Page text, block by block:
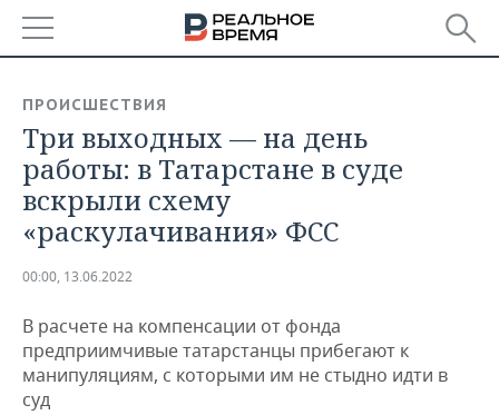
БАШКОРТОСТАН
ТАТАРСТАН
УДМУРТИЯ
НОВОСТИ
АНАЛИТИКА
НОВОСТИ АНАЛИТИКИ
ДЕКЛАРАЦИИ О ДОХОДАХ
КОРОЛИ ГОСЗАКАЗА ПФО
ВУЗЫ ТАТАРСТАНА
ЭКОНОМИКА
НОВОСТИ ЭКОНОМИКИ
ФИНАНСЫ
БАНКИ
ПРОМЫШЛЕННОСТЬ
НОВОСТИ
ПРОМЫШЛЕННОСТИ
АГРОПРОМ
НЕДВИЖИМОСТЬ
НОВОСТИ НЕДВИЖИМОСТИ
АВТО
ПРОИСШЕСТВИЯ
Три выходных — на день
работы: в Татарстане в суде
вскрыли схему
«раскулачивания» ФСС
00:00, 13.06.2022
В расчете на компенсации от фонда
предприимчивые татарстанцы прибегают к
манипуляциям, с которыми им не стыдно идти в
суд